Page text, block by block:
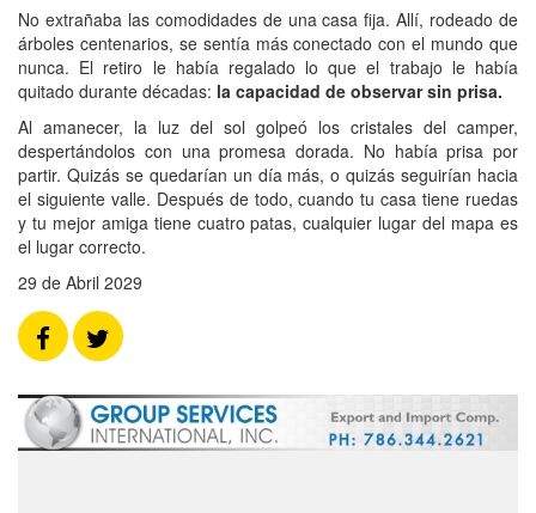
No extrañaba las comodidades de una casa fija. Allí, rodeado de
árboles centenarios, se sentía más conectado con el mundo que
nunca. El retiro le había regalado lo que el trabajo le había
quitado durante décadas: la capacidad de observar sin prisa.
Al amanecer, la luz del sol golpeó los cristales del camper,
despertándolos con una promesa dorada. No había prisa por
partir. Quizás se quedarían un día más, o quizás seguirían hacia
el siguiente valle. Después de todo, cuando tu casa tiene ruedas
y tu mejor amiga tiene cuatro patas, cualquier lugar del mapa es
el lugar correcto.
29 de Abril 2029